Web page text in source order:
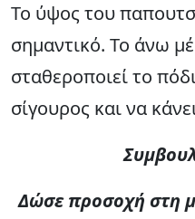
Το ύψος του
σημαντικό. Το άνω
σταθεροποιεί το
σίγουρος και να
Δώσε προσοχή στη